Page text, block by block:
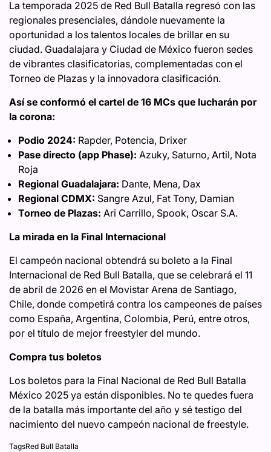
La temporada 2025 de Red Bull Batalla regresó con las
regionales presenciales, dándole nuevamente la
oportunidad a los talentos locales de brillar en su
ciudad. Guadalajara y Ciudad de México fueron sedes
de vibrantes clasificatorias, complementadas con el
Torneo de Plazas y la innovadora clasificación.
Así se conformó el cartel de 16 MCs que lucharán por
la corona:
Podio 2024: Rapder, Potencia, Drixer
Pase directo (app Phase): Azuky, Saturno, Artil, Nota
Roja
Regional Guadalajara: Dante, Mena, Dax
Regional CDMX: Sangre Azul, Fat Tony, Damian
Torneo de Plazas: Ari Carrillo, Spook, Oscar S.A.
La mirada en la Final Internacional
El campeón nacional obtendrá su boleto a la Final
Internacional de Red Bull Batalla, que se celebrará el 11
de abril de 2026 en el Movistar Arena de Santiago,
Chile, donde competirá contra los campeones de países
como España, Argentina, Colombia, Perú, entre otros,
por el título de mejor freestyler del mundo.
Compra tus boletos
Los boletos para la Final Nacional de Red Bull Batalla
México 2025 ya están disponibles. No te quedes fuera
de la batalla más importante del año y sé testigo del
nacimiento del nuevo campeón nacional de freestyle.
TagsRed Bull Batalla